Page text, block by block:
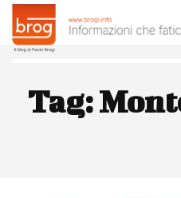
Tag: